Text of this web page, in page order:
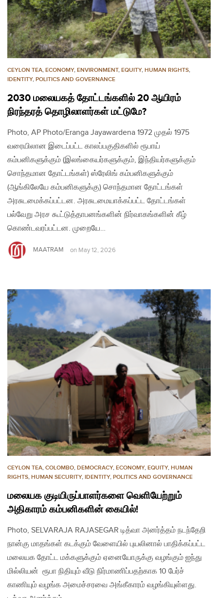
CEYLON TEA, ECONOMY, ENVIRONMENT, EQUITY, HUMAN RIGHTS,
IDENTITY, POLITICS AND GOVERNANCE
2030 மலையகத் தோட்டங்களில் 20 ஆயிரம்
நிரந்தரத் தொழிலாளர்கள் மட்டுமே?
Photo, AP Photo/Eranga Jayawardena 1972 முதல் 1975
வரையிலான இடைப்பட்ட காலப்பகுதிகளில் ரூபாய்
கம்பனிகளுக்கும் (இலங்கையர்களுக்கும், இந்தியர்களுக்கும்
சொந்தமான தோட்டங்கள்) ஸ்ரேலிங் கம்பனிகளுக்கும்
(ஆங்கிலேயே கம்பனிகளுக்கு) சொந்தமான தோட்டங்கள்
அரசுடமைக்கப்பட்டன. அரசுடமையாக்கப்பட்ட தோட்டங்கள்
பல்வேறு அரச கூட்டுத்தாபனங்களின் நிர்வாகங்களின் கீழ்
கொண்ட​வரப்பட்டன. முறையே…
MAATRAM on May 12, 2026
CEYLON TEA, COLOMBO, DEMOCRACY, ECONOMY, EQUITY, HUMAN
RIGHTS, HUMAN SECURITY, IDENTITY, POLITICS AND GOVERNANCE
மலையக குடியிருப்பாளர்களை வெளியேற்றும்
அதிகாரம் கம்பனிகளின் கையில்!
Photo, SELVARAJA RAJASEGAR டித்வா அனர்த்தம் நடந்தேறி
நான்கு மாதங்கள் கடக்கும் வேளையில் புயலினால் பாதிக்கப்பட்ட
மலையக தோட்ட மக்களுக்கும் ஏனையோருக்கு வழங்கும் ஐந்து
மில்லியன் ரூபா நிதியும் வீடு நிர்மாணிப்பதற்காக 10 பேர்ச்
காணியும் வழங்க அமைச்சரவை அங்கீகாரம் வழங்கியுள்ளது.